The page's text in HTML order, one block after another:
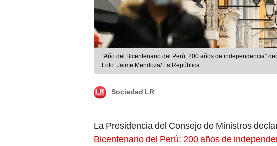
“Año del Bicentenario del Perú: 200 años de independencia”
Foto: Jaime Mendoza/ La República
Sociedad LR
La Presidencia del Consejo de Ministros
Bicentenario del Perú: 200 años de